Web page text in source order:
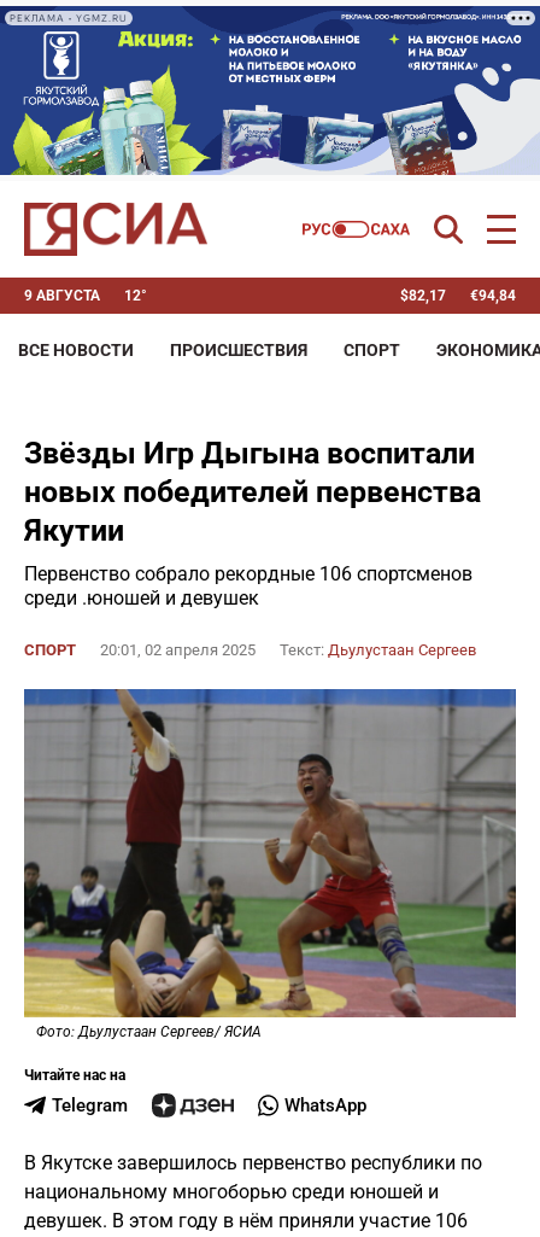
РЕКЛАМА • YGMZ.RU
9 АВГУСТА 12° $82,17 €94,84
ВСЕ НОВОСТИ ПРОИСШЕСТВИЯ СПОРТ
Звёзды Игр Дыгына воспитали
новых победителей первенства
Якутии
Первенство собрало рекордные 106 спортсменов
среди .юношей и девушек
СПОРТ 20:01, 02 апреля 2025 Текст: Дьулустаан Сергеев
Фото: Дьулустаан Сергеев/ ЯСИА
Читайте нас на
Telegram WhatsApp
В Якутске завершилось первенство республики по
национальному многоборью среди юношей и
девушек. В этом году в нём приняли участие 106